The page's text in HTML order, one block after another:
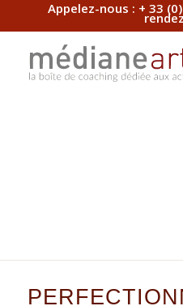
Appelez-nous : + 33